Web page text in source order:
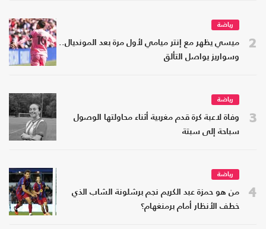
2
رياضة
ميسي يظهر مع إنتر ميامي لأول مرة بعد المونديال..
وسواريز يواصل التألق
3
رياضة
وفاة لاعبة كرة قدم مغربية أثناء محاولتها الوصول
سباحة إلى سبتة
4
رياضة
من هو حمزة عبد الكريم نجم برشلونة الشاب الذي
خطف الأنظار أمام برمنغهام؟